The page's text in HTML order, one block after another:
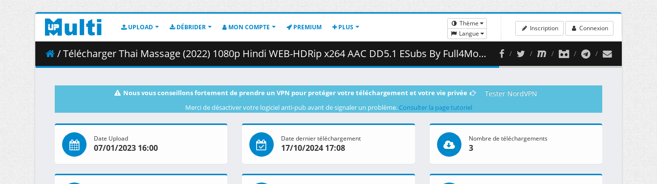
UPLOAD DÉBRIDER MON COMPTE PREMIUM PLUS
Thème
Langue
Inscription Connexion
/ Télécharger Thai Massage (2022) 1080p Hindi WEB-HDRip x264 AAC DD5.1 ESubs By Full4Movies.mkv ( 2.01 GB )
Nous vous conseillons fortement de prendre un VPN pour protéger votre téléchargement et votre vie privée Tester NordVPN
Merci de désactiver votre logiciel anti-pub avant de signaler un problème. Consulter la page tutoriel
Date Upload
07/01/2023 16:00
Date dernier téléchargement
17/10/2024 17:08
Nombre de téléchargements
3